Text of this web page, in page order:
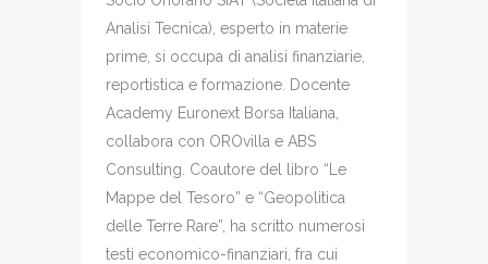
Analisi Tecnica), esperto in materie
prime, si occupa di analisi finanziarie,
reportistica e formazione. Docente
Academy Euronext Borsa Italiana,
collabora con OROvilla e ABS
Consulting. Coautore del libro “Le
Mappe del Tesoro” e “Geopolitica
delle Terre Rare”, ha scritto numerosi
testi economico-finanziari, fra cui